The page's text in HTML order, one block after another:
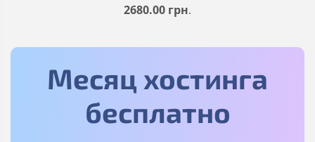
2680.00 грн.
Месяц хостинга
бесплатно